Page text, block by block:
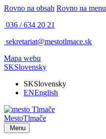
Rovno na obsah Rovno na menu
036 / 634 20 21
sekretariat@mestotlmace.sk
Mapa webu
SKSlovensky
SKSlovensky
ENEnglish
MestoTlmače
Menu